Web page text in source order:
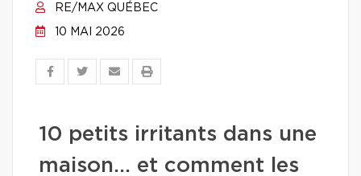
RE/MAX QUÉBEC
10 MAI 2026
10 petits irritants dans une
maison… et comment les